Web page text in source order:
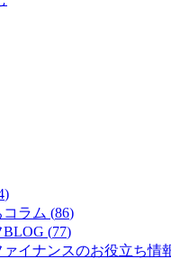
)
ラム (86)
BLOG (77)
イナンスのお役立ち情